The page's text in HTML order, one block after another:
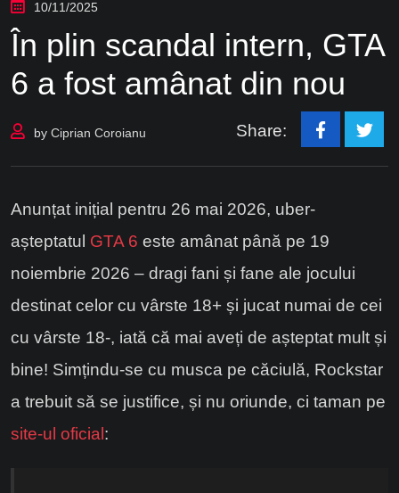
10/11/2025
În plin scandal intern, GTA
6 a fost amânat din nou
by Ciprian Coroianu Share:
Anunțat inițial pentru 26 mai 2026, uber-
așteptatul GTA 6 este amânat până pe 19
noiembrie 2026 – dragi fani și fane ale jocului
destinat celor cu vârste 18+ și jucat numai de cei
cu vârste 18-, iată că mai aveți de așteptat mult și
bine! Simțindu-se cu musca pe căciulă, Rockstar
a trebuit să se justifice, și nu oriunde, ci taman pe
site-ul oficial :